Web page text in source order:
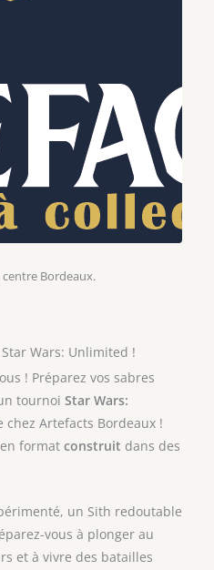
Bordeaux.
Wars: Unlimited !
! Préparez vos sabres
tournoi Star Wars:
chez Artefacts Bordeaux !
format construit dans des
un Sith redoutable
vous à plonger au
et à vivre des batailles